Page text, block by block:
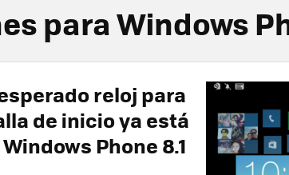
para Windows
reloj para
de inicio ya está
Phone 8.1